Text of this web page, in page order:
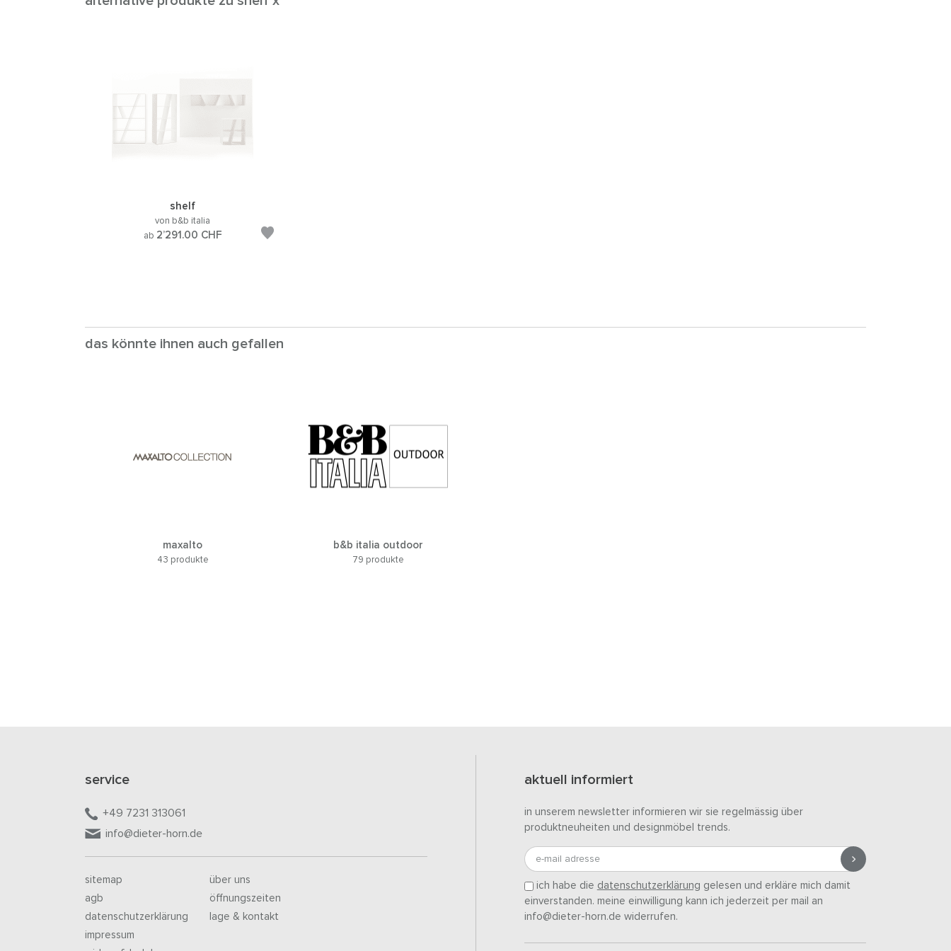
shelf
von b&b italia
ab 2’291.00 CHF
das könnte ihnen auch gefallen
maxalto
43 produkte
b&b italia outdoor
79 produkte
service
+49 7231 313061
info@dieter-horn.de
sitemap
agb
datenschutzerklärung
impressum
über uns
öffnungszeiten
lage & kontakt
aktuell informiert
in unserem newsletter informieren wir sie regelmässig über
produktneuheiten und designmöbel trends.
e-mail adresse
ich habe die datenschutzerklärung gelesen und erkläre mich damit
einverstanden. meine einwilligung kann ich jederzeit per mail an
info@dieter-horn.de widerrufen.